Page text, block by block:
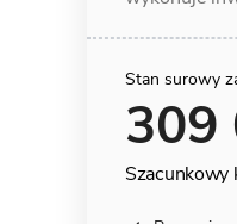
Stan surowy
309
Szacunkowy